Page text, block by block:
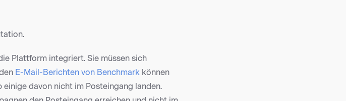
Plattform integriert. Sie müssen sich
E-Mail-Berichten von Benchmark können
davon nicht im Posteingang landen.